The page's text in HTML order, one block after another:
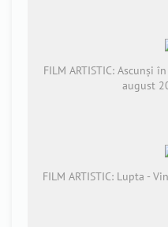
FILM ARTISTIC: Ascunși
august
FILM ARTISTIC: Lupta -